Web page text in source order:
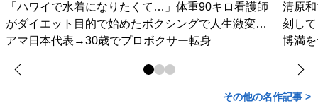
「ハワイで水着になりたくて…」体重90キロ看護師
がダイエット目的で始めたボクシングで人生激変…
アマ日本代表→30歳でプロボクサー転身
清原
刻し
博満
その他の名作記事 >